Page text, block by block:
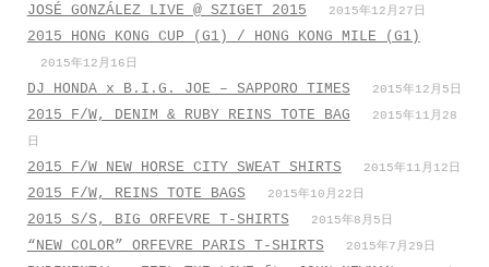
JOSÉ GONZÁLEZ LIVE @ SZIGET 2015 2015年12月27日
2015 HONG KONG CUP (G1) / HONG KONG MILE (G1)
2015年12月16日
DJ HONDA x B.I.G. JOE – SAPPORO TIMES 2015年12月5日
2015 F/W, DENIM & RUBY REINS TOTE BAG
2015年11月28
日
2015 F/W NEW HORSE CITY SWEAT SHIRTS 2015年11月12日
2015 F/W, REINS TOTE BAGS 2015年10月22日
2015 S/S, BIG ORFEVRE T-SHIRTS 2015年8月5日
“NEW COLOR” ORFEVRE PARIS T-SHIRTS 2015年7月29日